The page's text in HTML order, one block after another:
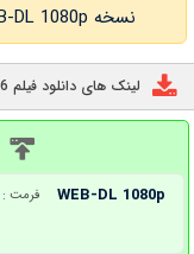
نسخه WEB-DL 1080p زبان اصلی
لینک های دانلود فیلم Pitfall 2026
WEB-DL 1080p فرمت :